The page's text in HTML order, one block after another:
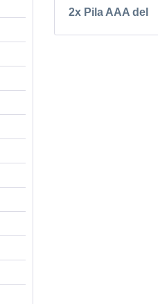
2x Pila AAA del